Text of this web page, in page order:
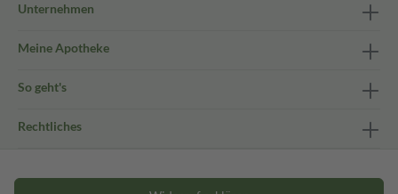
Unternehmen
Meine Apotheke
So geht's
Rechtliches